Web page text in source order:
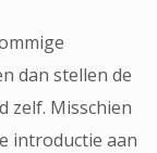
dan stellen de
zelf. Misschien
introductie aan